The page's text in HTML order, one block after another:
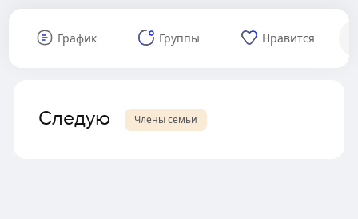
График Группы Нравится
Следую Члены семьи